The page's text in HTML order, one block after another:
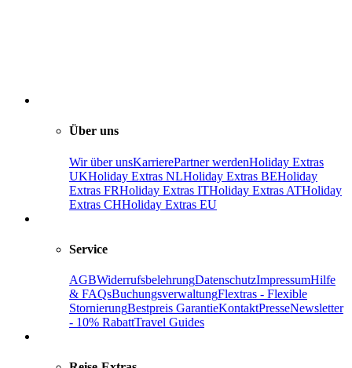
Über uns
Wir über unsKarrierePartner werdenHoliday Extras
UKHoliday Extras NLHoliday Extras BEHoliday
Extras FRHoliday Extras ITHoliday Extras ATHoliday
Extras CHHoliday Extras EU
Service
AGBWiderrufsbelehrungDatenschutzImpressumHilfe
& FAQsBuchungsverwaltungFlextras - Flexible
StornierungBestpreis GarantieKontaktPresseNewsletter
- 10% RabattTravel Guides